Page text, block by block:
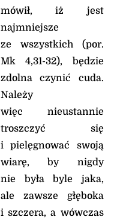
mówił, iż jest
najmniejsze
ze wszystkich (por.
Mk 4,31-32), będzie
zdolna czynić cuda.
Należy
więc nieustannie
troszczyć się
i pielęgnować swoją
wiarę, by nigdy
nie była byle jaka,
ale zawsze głęboka
i szczera, a wówczas